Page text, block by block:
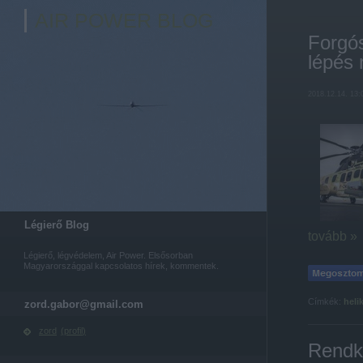
Légierő Blog
Légierő, légvédelem, Air Power. Elsősorban
Magyarországgal kapcsolatos hírek, kommentek.
zord.gabor@gmail.com
zord ( profil )
lépés
tovább »
Címkék: